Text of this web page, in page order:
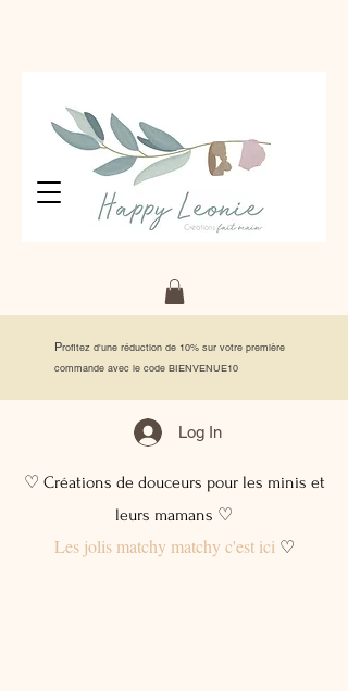
Profitez d'une réduction de 10% sur votre première
commande avec le code BIENVENUE10
Log In
♡ Créations de douceurs pour les minis et
leurs mamans ♡
Les jolis matchy matchy c'est ici♡